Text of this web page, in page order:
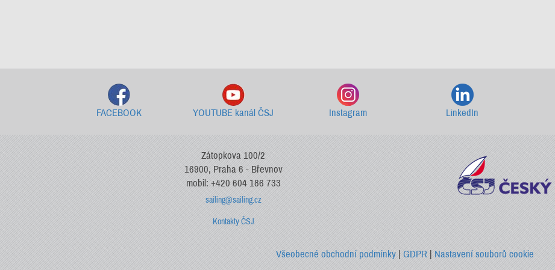
FACEBOOK YOUTUBE kanál ČSJ Instagram LinkedIn
Zátopkova 100/2
16900, Praha 6 - Břevnov
mobil: +420 604 186 733
sailing@sailing.cz
Kontakty ČSJ
Všeobecné obchodní podmínky| GDPR |Nastavení souborů cookie